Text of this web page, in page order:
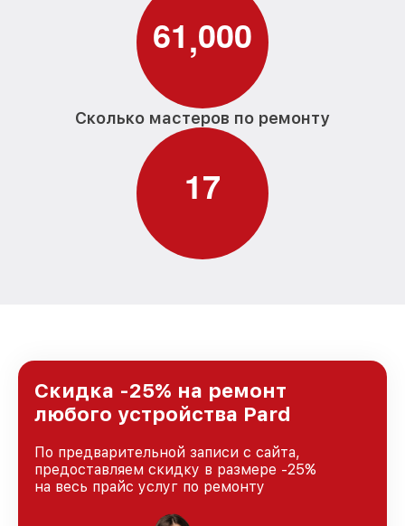
61,000
Сколько мастеров по ремонту
17
Скидка -25% на ремонт
любого устройства Pard
По предварительной записи с сайта,
предоставляем скидку в размере -25%
на весь прайс услуг по ремонту